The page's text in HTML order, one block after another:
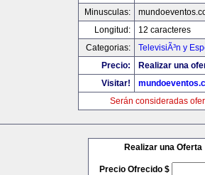
Minusculas:
Longitud:
12 caracteres
Categorias:
TelevisiÃ³n y
Precio:
Realizar una
Visitar!
Serán consideradas
Realizar una Oferta
Precio Ofrecido $